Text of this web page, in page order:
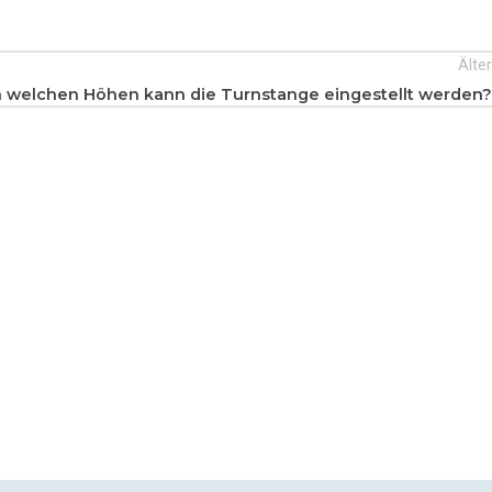
Älter
welchen Höhen kann die Turnstange eingestellt werden?